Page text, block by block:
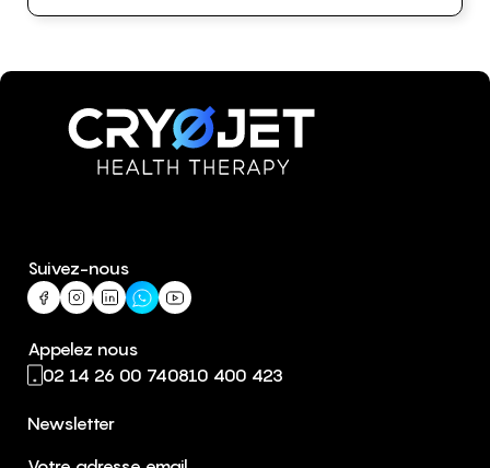
Suivez-nous
Appelez nous
02 14 26 00 740810 400 423
Newsletter